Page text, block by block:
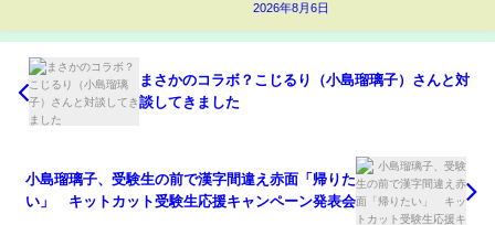
2026年8月6日
まさかのコラボ？こじるり（小島瑠璃子）さんと対
談してきました
小島瑠璃子、受験生の前で漢字間違え赤面「帰りた
い」 キットカット受験生応援キャンペーン発表会